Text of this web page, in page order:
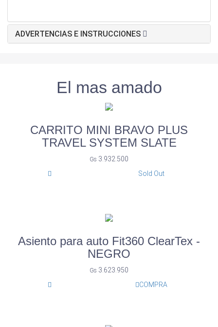
ADVERTENCIAS E INSTRUCCIONES
El mas amado
CARRITO MINI BRAVO PLUS
TRAVEL SYSTEM SLATE
Gs 3.932.500
Sold Out
Asiento para auto Fit360 ClearTex -
NEGRO
Gs 3.623.950
COMPRA